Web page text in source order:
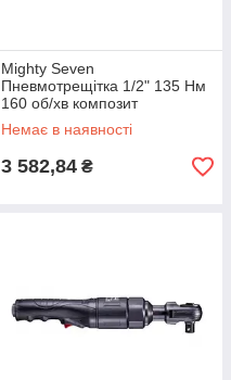
Mighty Seven
Пневмотрещітка 1/2" 135 Нм
160 об/хв композит
Немає в наявності
3 582,84 ₴